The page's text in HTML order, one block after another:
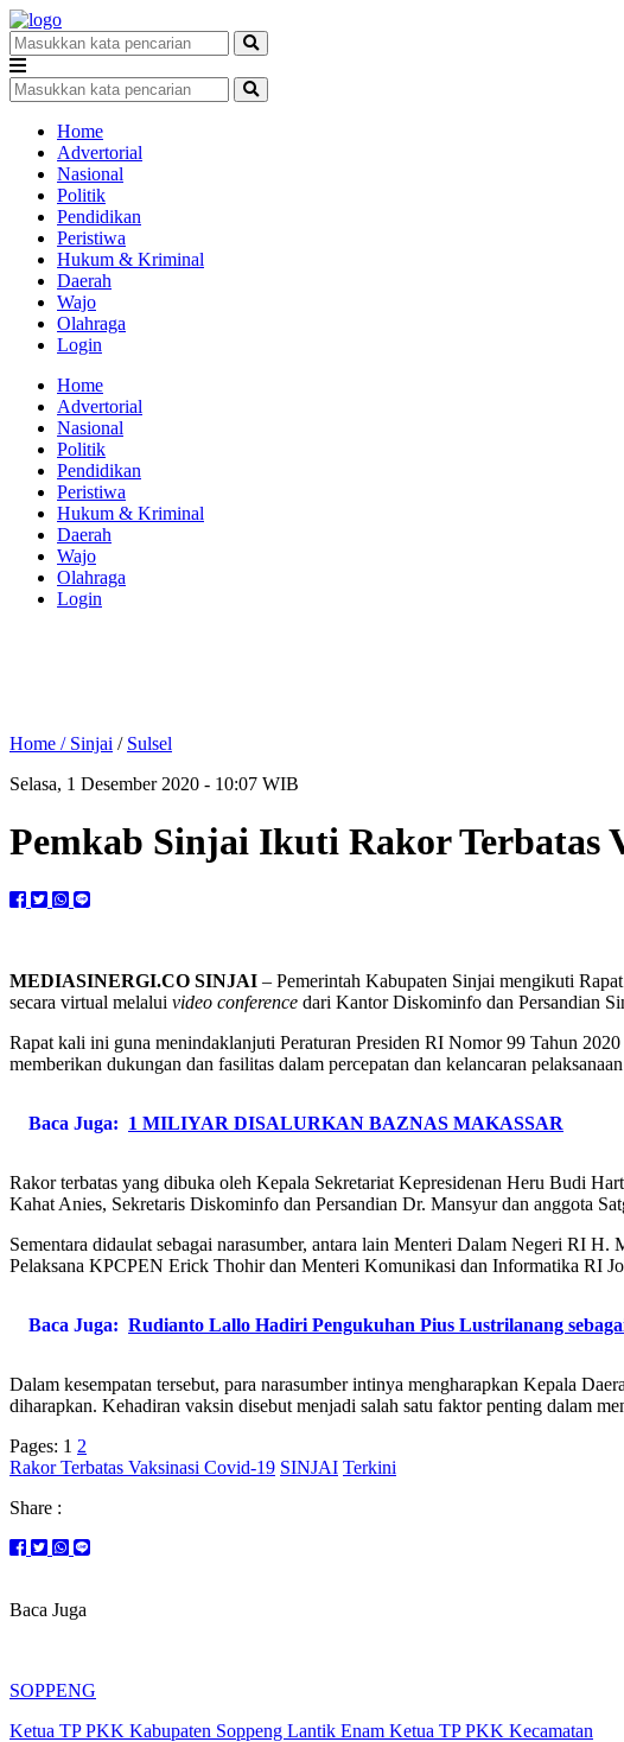
Home
Advertorial
Nasional
Politik
Pendidikan
Peristiwa
Hukum & Kriminal
Daerah
Wajo
Olahraga
Login
Home
Advertorial
Nasional
Politik
Pendidikan
Peristiwa
Hukum & Kriminal
Daerah
Wajo
Olahraga
Login
Home / Sinjai / Sulsel
Selasa, 1 Desember 2020 - 10:07 WIB
Pemkab Sinjai Ikuti Rakor Terbatas
MEDIASINERGI.CO SINJAI – Pemerintah Kabupaten Sinjai mengikuti
secara virtual melalui video conference dari Kantor Diskominfo dan Persandian
Rapat kali ini guna menindaklanjuti Peraturan Presiden RI Nomor 99 Tahun
memberikan dukungan dan fasilitas dalam percepatan dan kelancaran
Baca Juga: 1 MILIYAR DISALURKAN BAZNAS MAKASSAR
Rakor terbatas yang dibuka oleh Kepala Sekretariat Kepresidenan Heru Budi
Kahat Anies, Sekretaris Diskominfo dan Persandian Dr. Mansyur dan anggota
Sementara didaulat sebagai narasumber, antara lain Menteri Dalam Negeri RI
Pelaksana KPCPEN Erick Thohir dan Menteri Komunikasi dan Informatika RI
Baca Juga: Rudianto Lallo Hadiri Pengukuhan Pius Lustrilanang
Dalam kesempatan tersebut, para narasumber intinya mengharapkan Kepala
diharapkan. Kehadiran vaksin disebut menjadi salah satu faktor penting dalam
Pages: 1 2
Rakor Terbatas Vaksinasi Covid-19 SINJAI Terkini
Share :
Baca Juga
SOPPENG
Ketua TP PKK Kabupaten Soppeng Lantik Enam Ketua TP PKK Kecamatan